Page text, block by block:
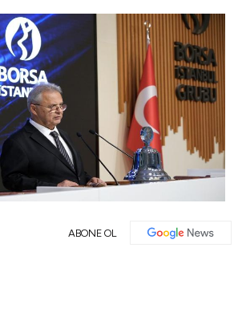
ABONE OL